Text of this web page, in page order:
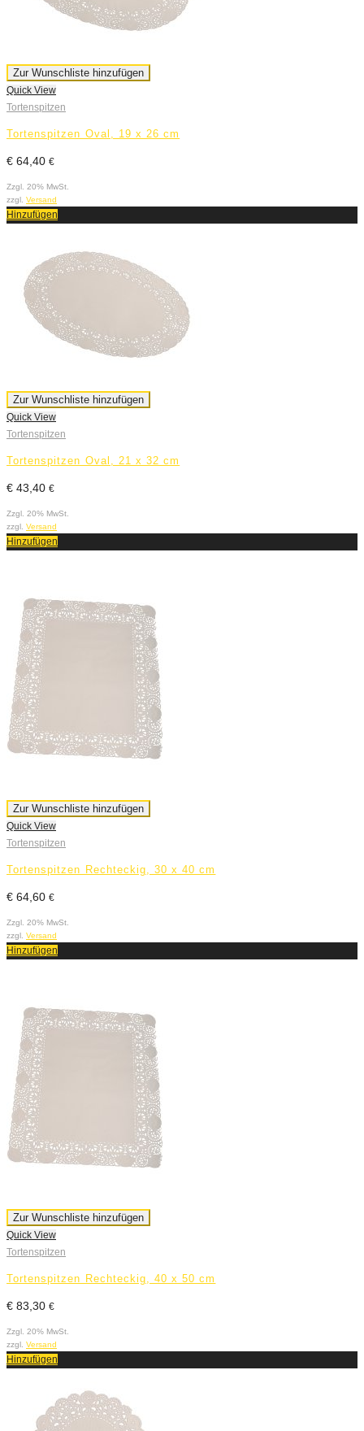
Zur Wunschliste hinzufügen
Quick View
Tortenspitzen
Tortenspitzen Oval, 19 x 26 cm
€ 64,40 €
Zzgl. 20% MwSt.
zzgl. Versand
Hinzufügen
Zur Wunschliste hinzufügen
Quick View
Tortenspitzen
Tortenspitzen Oval, 21 x 32 cm
€ 43,40 €
Zzgl. 20% MwSt.
zzgl. Versand
Hinzufügen
Zur Wunschliste hinzufügen
Quick View
Tortenspitzen
Tortenspitzen Rechteckig, 30 x 40 cm
€ 64,60 €
Zzgl. 20% MwSt.
zzgl. Versand
Hinzufügen
Zur Wunschliste hinzufügen
Quick View
Tortenspitzen
Tortenspitzen Rechteckig, 40 x 50 cm
€ 83,30 €
Zzgl. 20% MwSt.
zzgl. Versand
Hinzufügen